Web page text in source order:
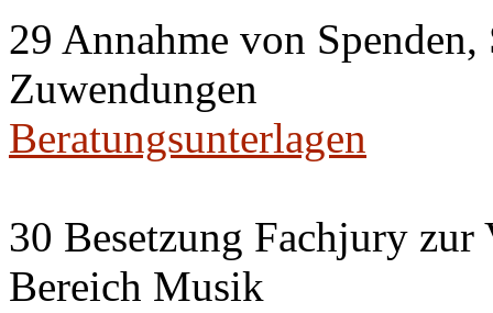
29 Annahme von
Zuwendungen
Beratungsunterlagen
30 Besetzung Fachjury
Bereich Musik